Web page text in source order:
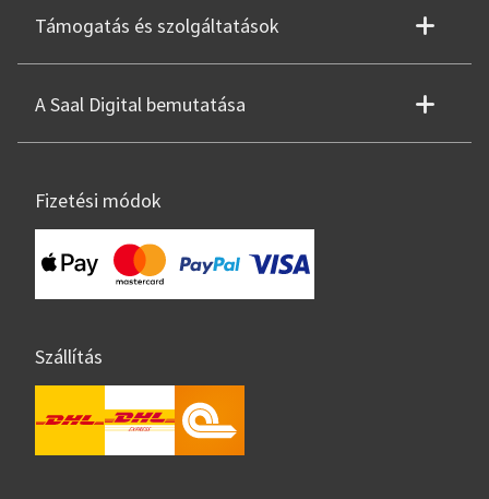
Támogatás és szolgáltatások
A Saal Digital bemutatása
Fizetési módok
Szállítás